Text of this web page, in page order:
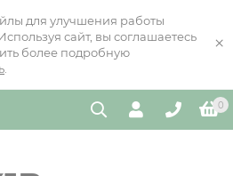
для улучшения работы
сайт, вы соглашаетесь
более подробную
×
0